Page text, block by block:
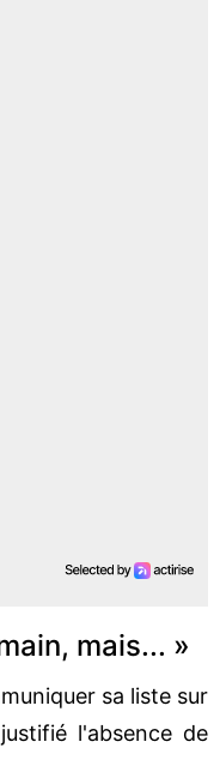
mais... »
sa liste sur
l'absence de